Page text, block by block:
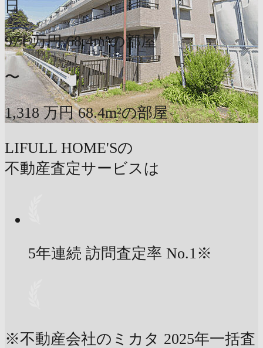
日
971 万円 68.4m²の部屋
〜
1,318 万円 68.4m²の部屋
LIFULL HOME'Sの
不動産査定サービスは
5年連続 訪問査定率 No.1※
※不動産会社のミカタ 2025年一括査